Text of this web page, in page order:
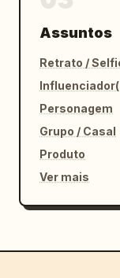
Assuntos
Retrato /
Personagem
Grupo / Casal
Produto
Ver mais